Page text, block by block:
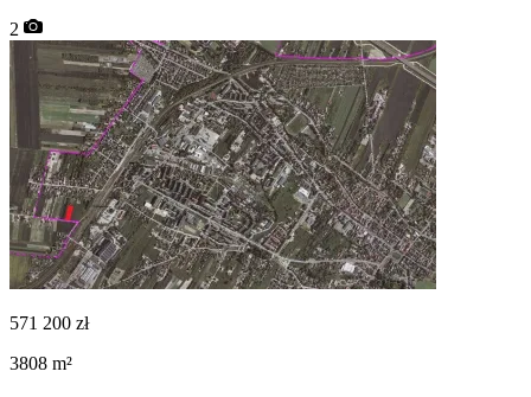
2
571 200 zł
3808 m²